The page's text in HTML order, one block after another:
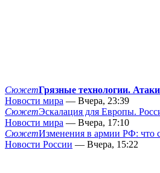
СюжетГрязные технологии.
Новости мира — Вчера, 23:39
СюжетЭскалация для Европы.
Новости мира — Вчера, 17:10
СюжетИзменения в армии РФ: что
Новости России — Вчера, 15:22